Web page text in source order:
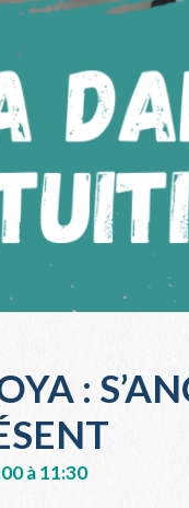
:
à 11:30